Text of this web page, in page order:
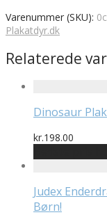
Varenummer (SKU):
Plakatdyr.dk
Relaterede
Dinosaur
kr.198.00
Judex
Børn!